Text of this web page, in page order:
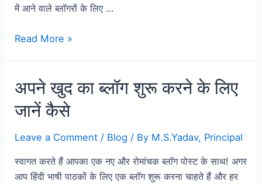
में आने वाले ब्लॉगरों के लिए …
Read More »
अपने खुद का ब्लॉग शुरू करने के लिए
जानें कैसे
Leave a Comment / Blog / By M.S.Yadav, Principal
स्वागत करते हैं आपका एक नए और रोमांचक ब्लॉग पोस्ट के साथ! अगर
आप हिंदी भाषी पाठकों के लिए एक ब्लॉग शुरू करना चाहते हैं और हर